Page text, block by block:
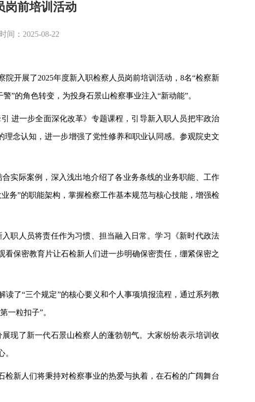
岗前培训活动
：2025-08-22
院开展了2025年度新入职检察人员岗前培训活动，8名“检察新
”的角色转变，为投身石景山检察事业注入“新动能”。
进一步全面深化改革》专题课程，引导新入职人员把牢政治
理念认知，进一步增强了党性修养和职业认同感。参观院史文
实际案例，深入浅出地介绍了各业务条线的业务职能、工作
业务”的职能架构，掌握检察工作基本规范与核心技能，增强检
职人员将责任作为习惯、担当融入日常。学习《新时代政法
保密教育片让石检新人们进一步明确保密责任，绷紧保密之
读了“三个规定”的核心要义和个人事项填报流程，通过系列教
一粒扣子”。
现了新一代石景山检察人的蓬勃朝气。大家纷纷表示培训收
新人们将秉持对检察事业的热爱与执着，在石检的广阔舞台